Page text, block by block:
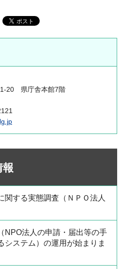
1-20 県庁舎本館7階
報
関する実態調査（ＮＰＯ法人
NPO法人の申請・届出等の手
システム）の運用が始まりま